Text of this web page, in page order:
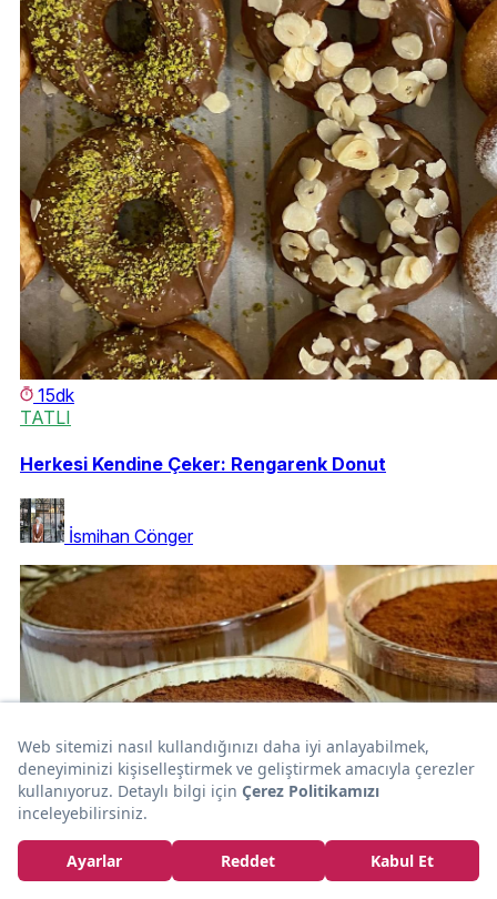
15dk
TATLI
Herkesi Kendine Çeker: Rengarenk Donut
İsmihan Cönger